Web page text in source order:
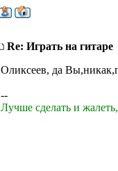
Re: Играть на гитаре
Оликсеев, да
--
Лучше сделать и